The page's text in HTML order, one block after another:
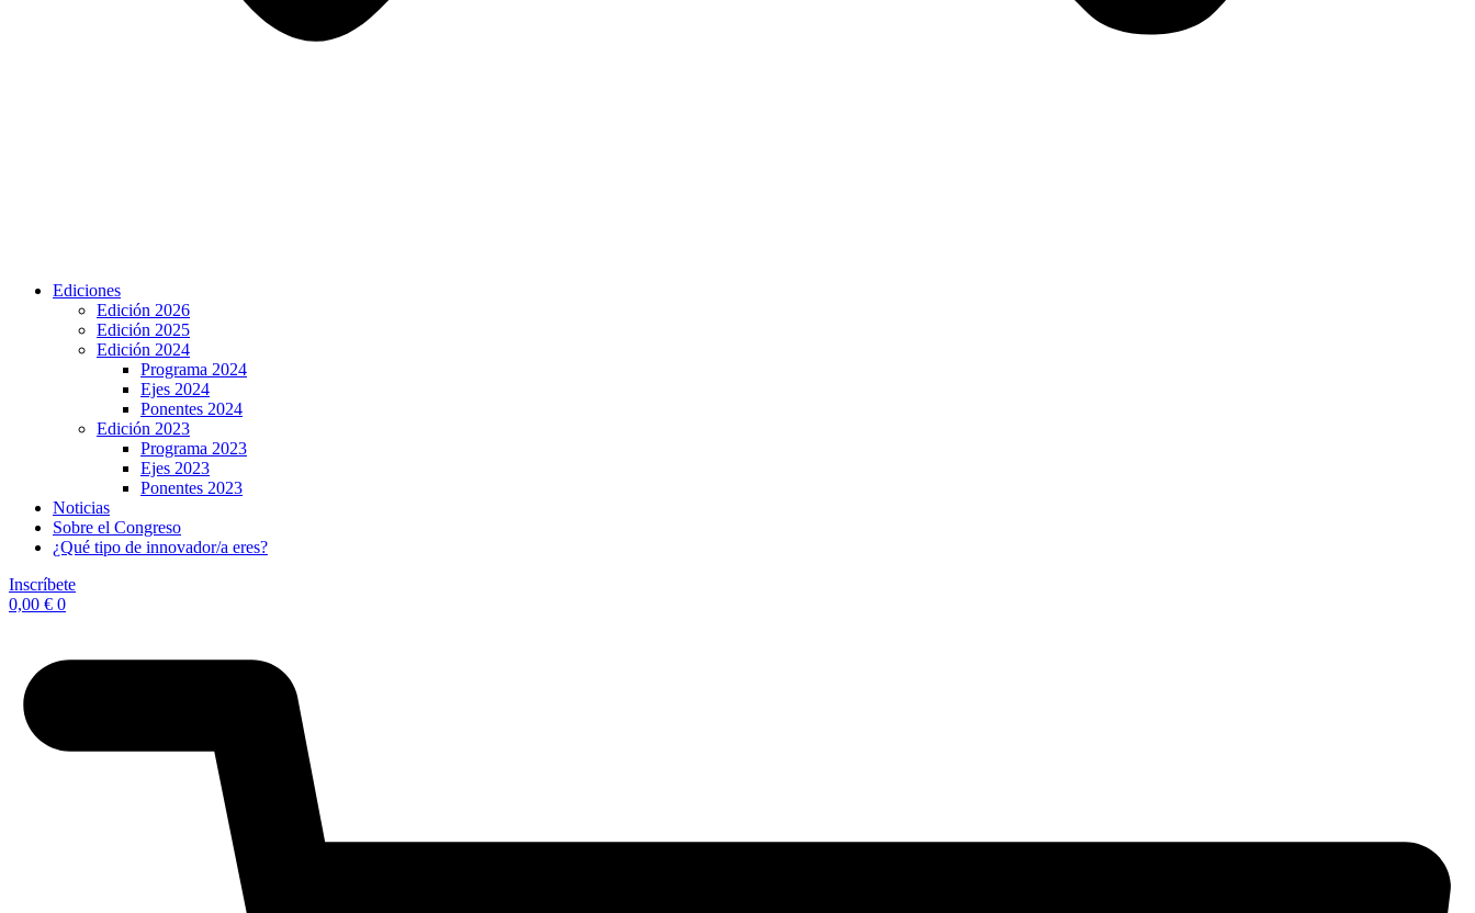
Ediciones
Edición 2026
Edición 2025
Edición 2024
Programa 2024
Ejes 2024
Ponentes 2024
Edición 2023
Programa 2023
Ejes 2023
Ponentes 2023
Noticias
Sobre el Congreso
¿Qué tipo de innovador/a eres?
Inscríbete
0,00 € 0